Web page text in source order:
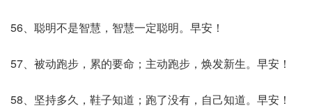
56、聪明不是智慧，智慧一定聪明。早安！
57、被动跑步，累的要命；主动跑步，焕发新生。早安！
58、坚持多久，鞋子知道；跑了没有，自己知道。早安！